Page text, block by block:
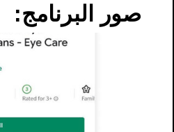
صور البرنامج: